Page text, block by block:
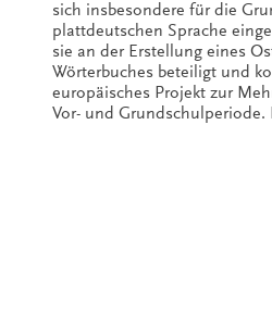
sich insbesondere für die
plattdeutschen Sprache
sie an der Erstellung eines
Wörterbuches beteiligt und
europäisches Projekt zur
Vor- und Grundschulperiode.